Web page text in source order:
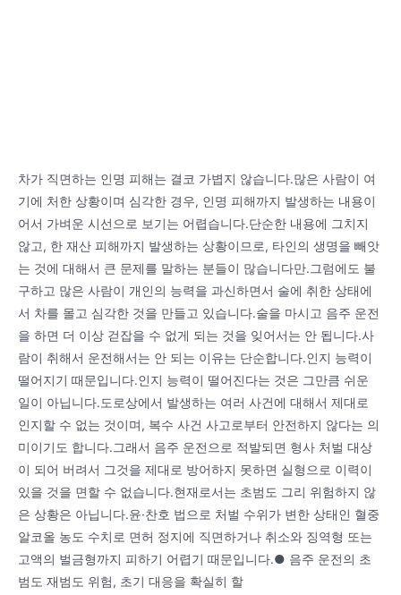
차가 직면하는 인명 피해는 결코 가볍지 않습니다.많은 사람이 여
기에 처한 상황이며 심각한 경우, 인명 피해까지 발생하는 내용이
어서 가벼운 시선으로 보기는 어렵습니다.단순한 내용에 그치지
않고, 한 재산 피해까지 발생하는 상황이므로, 타인의 생명을 빼앗
는 것에 대해서 큰 문제를 말하는 분들이 많습니다만.그럼에도 불
구하고 많은 사람이 개인의 능력을 과신하면서 술에 취한 상태에
서 차를 몰고 심각한 것을 만들고 있습니다.술을 마시고 음주 운전
을 하면 더 이상 걷잡을 수 없게 되는 것을 잊어서는 안 됩니다.사
람이 취해서 운전해서는 안 되는 이유는 단순합니다.인지 능력이
떨어지기 때문입니다.인지 능력이 떨어진다는 것은 그만큼 쉬운
일이 아닙니다.도로상에서 발생하는 여러 사건에 대해서 제대로
인지할 수 없는 것이며, 복수 사건 사고로부터 안전하지 않다는 의
미이기도 합니다.그래서 음주 운전으로 적발되면 형사 처벌 대상
이 되어 버려서 그것을 제대로 방어하지 못하면 실형으로 이력이
있을 것을 면할 수 없습니다.현재로서는 초범도 그리 위험하지 않
은 상황은 아닙니다.윤·찬호 법으로 처벌 수위가 변한 상태인 혈중
알코올 농도 수치로 면허 정지에 직면하거나 취소와 징역형 또는
고액의 벌금형까지 피하기 어렵기 때문입니다.● 음주 운전의 초
범도 재범도 위험, 초기 대응을 확실히 할